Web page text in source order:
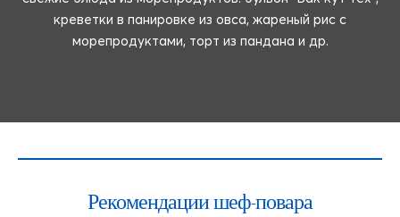
креветки в панировке из овса, жареный рис с
морепродуктами, торт из пандана и др.
Рекомендации шеф-повара